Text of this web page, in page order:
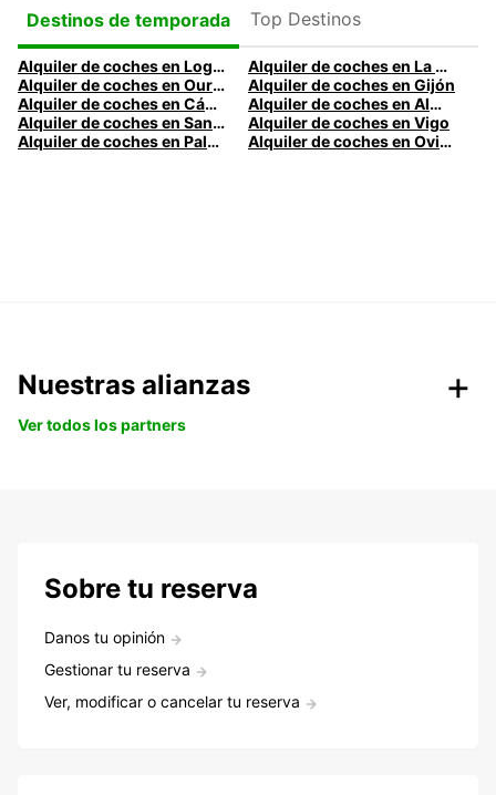
Destinos de temporada
Top Destinos
Alquiler de coches en Logroño
Alquiler de coches en La Coruña
Alquiler de coches en Ourense
Alquiler de coches en Gijón
Alquiler de coches en Cádiz
Alquiler de coches en Almería
Alquiler de coches en Santander
Alquiler de coches en Vigo
Alquiler de coches en Palma
Alquiler de coches en Oviedo
Nuestras alianzas
Ver todos los partners
Sobre tu reserva
Danos tu opinión
Gestionar tu reserva
Ver, modificar o cancelar tu reserva